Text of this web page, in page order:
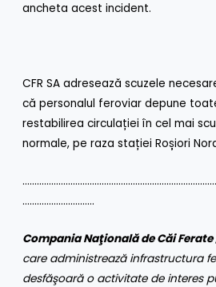
ancheta acest incident.
CFR SA adresează scuzele
că personalul feroviar depune
restabilirea circulației în cel mai
normale, pe raza stației Roșiori
…………………………
Compania Naţională de Căi Ferate
care administrează infrastructura
desfăşoară o activitate de interes